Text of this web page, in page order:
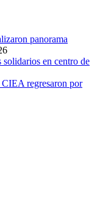
panorama
solidarios en centro de
CIEA regresaron por